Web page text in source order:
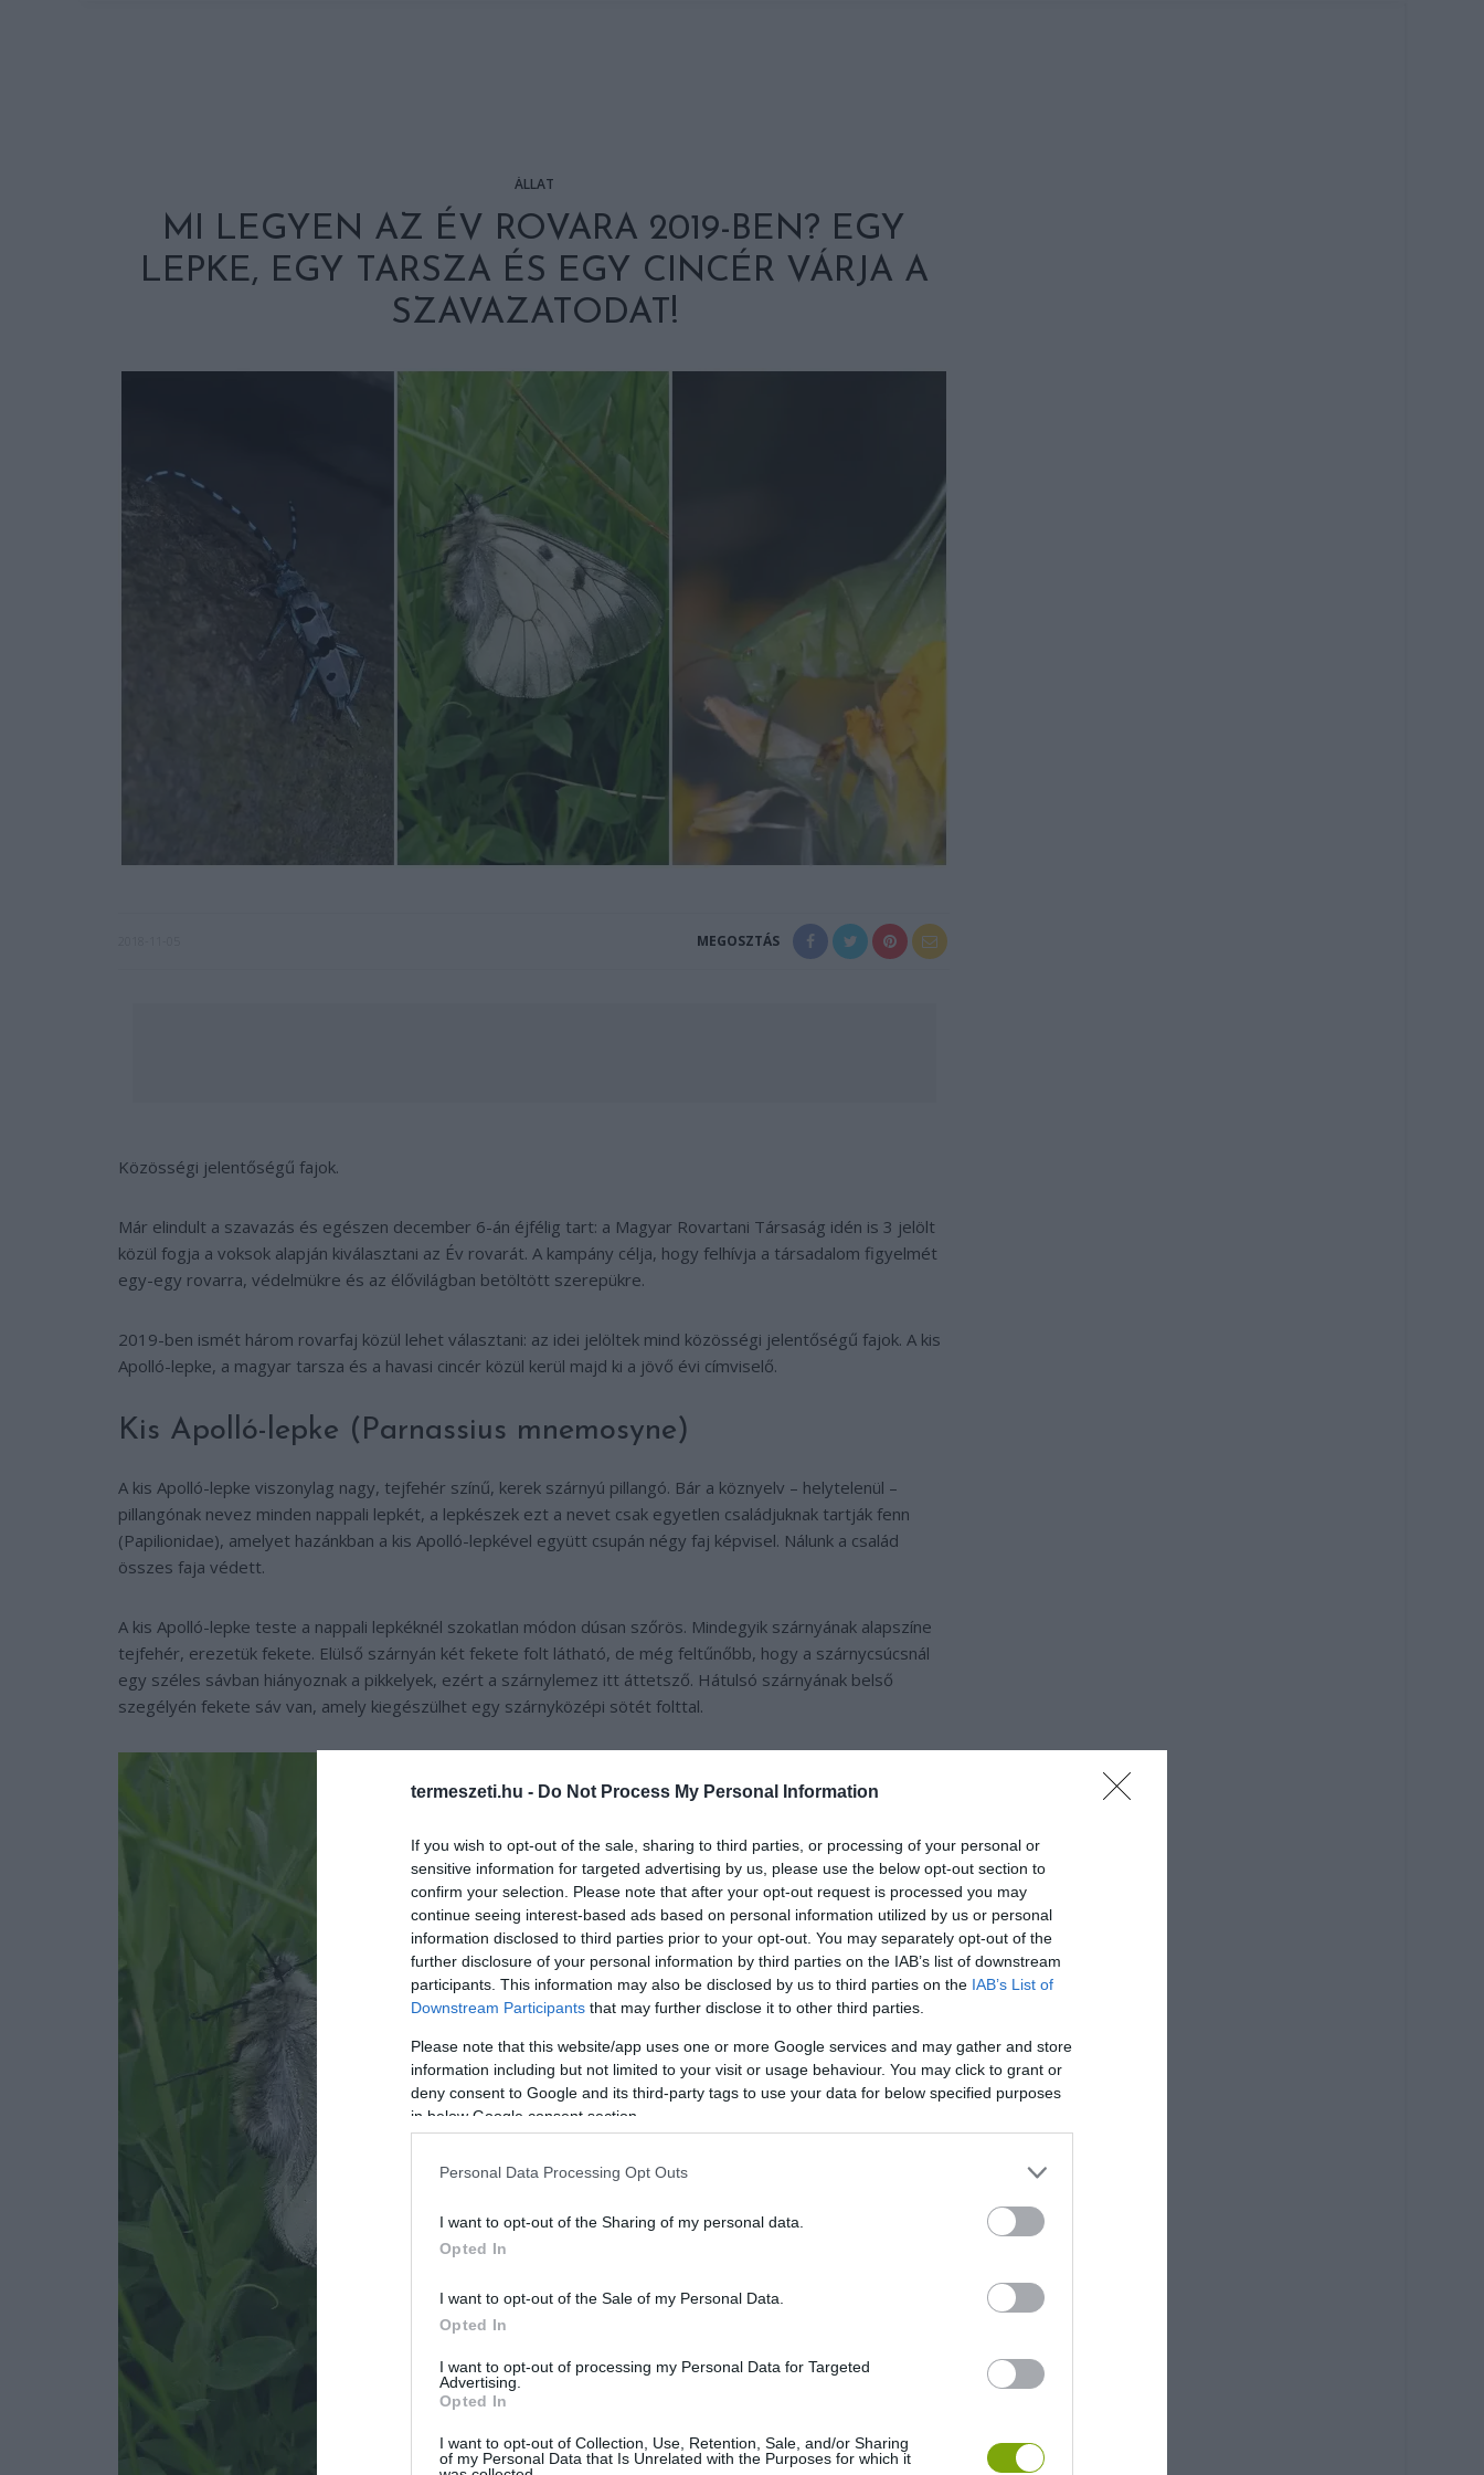
termeszeti.hu - Do Not Process My Personal Information
If you wish to opt-out of the sale, sharing to third parties, or processing of your personal or
sensitive information for targeted advertising by us, please use the below opt-out section to
confirm your selection. Please note that after your opt-out request is processed you may
continue seeing interest-based ads based on personal information utilized by us or personal
information disclosed to third parties prior to your opt-out. You may separately opt-out of the
further disclosure of your personal information by third parties on the IAB’s list of downstream
participants. This information may also be disclosed by us to third parties on the IAB’s List of
Downstream Participants that may further disclose it to other third parties.
Please note that this website/app uses one or more Google services and may gather and store
information including but not limited to your visit or usage behaviour. You may click to grant or
deny consent to Google and its third-party tags to use your data for below specified purposes
in below Google consent section.
Personal Data Processing Opt Outs
I want to opt-out of the Sharing of my personal data.
Opted In
I want to opt-out of the Sale of my Personal Data.
Opted In
I want to opt-out of processing my Personal Data for Targeted
Advertising.
Opted In
I want to opt-out of Collection, Use, Retention, Sale, and/or Sharing
of my Personal Data that Is Unrelated with the Purposes for which it
ÁLLAT
MI LEGYEN AZ ÉV ROVARA 2019-BEN? EGY
LEPKE, EGY TARSZA ÉS EGY CINCÉR VÁRJA A
SZAVAZATODAT!
MEGOSZTÁS
Közösségi jelentőségű fajok.
Már elindult a szavazás és egészen december 6-án éjfélig tart: a Magyar Rovartani Társaság idén is 3 jelölt
közül fogja a voksok alapján kiválasztani az Év rovarát. A kampány célja, hogy felhívja a társadalom figyelmét
egy-egy rovarra, védelmükre és az élővilágban betöltött szerepükre.
2019-ben ismét három rovarfaj közül lehet választani: az idei jelöltek mind közösségi jelentőségű fajok. A kis
Apolló-lepke, a magyar tarsza és a havasi cincér közül kerül majd ki a jövő évi címviselő.
Kis Apolló-lepke (Parnassius mnemosyne)
A kis Apolló-lepke viszonylag nagy, tejfehér színű, kerek szárnyú pillangó. Bár a köznyelv – helytelenül –
pillangónak nevez minden nappali lepkét, a lepkészek ezt a nevet csak egyetlen családjuknak tartják fenn
(Papilionidae), amelyet hazánkban a kis Apolló-lepkével együtt csupán négy faj képvisel. Nálunk a család
összes faja védett.
A kis Apolló-lepke teste a nappali lepkéknél szokatlan módon dúsan szőrös. Mindegyik szárnyának alapszíne
tejfehér, erezetük fekete. Elülső szárnyán két fekete folt látható, de még feltűnőbb, hogy a szárnycsúcsnál
egy széles sávban hiányoznak a pikkelyek, ezért a szárnylemez itt áttetsző. Hátulsó szárnyának belső
szegélyén fekete sáv van, amely kiegészülhet egy szárnyközépi sötét folttal.